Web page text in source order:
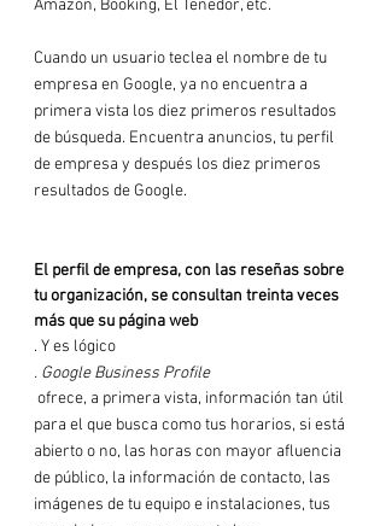
Amazon, Booking, El Tenedor, etc.
Cuando un usuario teclea el nombre de tu
empresa en Google, ya no encuentra a
primera vista los diez primeros resultados
de búsqueda. Encuentra anuncios, tu perfil
de empresa y después los diez primeros
resultados de Google.
El perfil de empresa, con las reseñas sobre
tu organización, se consultan treinta veces
más que su página web
. Y es lógico
. Google Business Profile
ofrece, a primera vista, información tan útil
para el que busca como tus horarios, si está
abierto o no, las horas con mayor afluencia
de público, la información de contacto, las
imágenes de tu equipo e instalaciones, tus